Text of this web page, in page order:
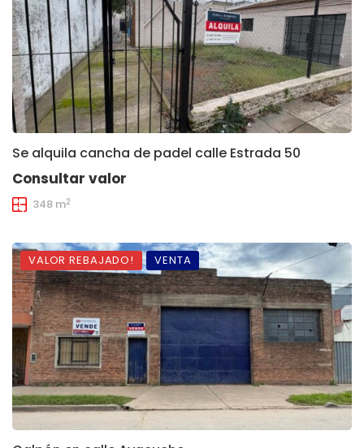
Se alquila cancha de padel calle Estrada 50
Consultar valor
348 m2
VALOR REBAJADO! VENTA